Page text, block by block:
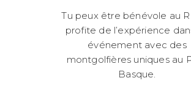
Tu peux être bénévole au
profite de l’expérience
événement avec des
montgolfières uniques au
Basque.